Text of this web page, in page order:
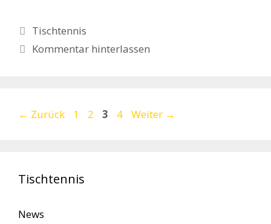
Kategorien
Tischtennis
Kommentar hinterlassen
← Zurück Seite
1 Seite
2 Seite
3 Seite
4 Weiter →
Tischtennis
News